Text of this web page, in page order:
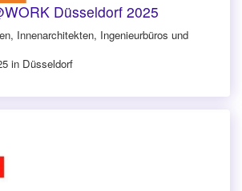
Düsseldorf 2025
Innenarchitekten, Ingenieurbüros und
in Düsseldorf